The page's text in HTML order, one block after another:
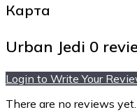
Карта
Urban Jedi 0
Login to Write Your
There are no reviews yet.